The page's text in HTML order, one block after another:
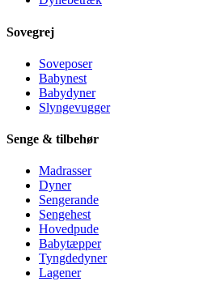
Sovegrej
Soveposer
Babynest
Babydyner
Slyngevugger
Senge & tilbehør
Madrasser
Dyner
Sengerande
Sengehest
Hovedpude
Babytæpper
Tyngdedyner
Lagener